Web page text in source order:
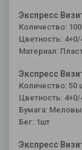
Экспресс
Количество:
Цветность: 4+0/
Материал:
Экспресс
Количество: 50
Цветность: 4+0/
Бумага:
Бег: 1шт
Экспресс